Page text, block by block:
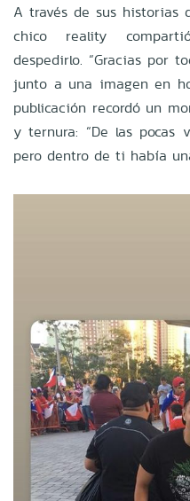
A través de sus historias
chico reality
despedirlo. “Gracias por
junto a una imagen en
publicación recordó un
y ternura: “De las pocas
pero dentro de ti había